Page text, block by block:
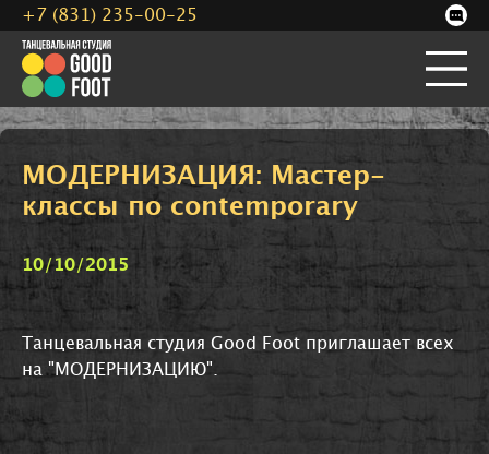
МОДЕРНИЗАЦИЯ: Мастер-
классы по contemporary
10/10/2015
Танцевальная студия Good Foot приглашает всех
на "МОДЕРНИЗАЦИЮ".
+7 (831) 235-00-25